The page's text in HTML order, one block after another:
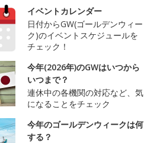
イベントカレンダー
日付からGW(ゴールデンウィー
ク)のイベントスケジュールを
チェック！
今年(2026年)のGWはいつから
いつまで？
連休中の各機関の対応など、気
になることをチェック
今年のゴールデンウィークは何
する？